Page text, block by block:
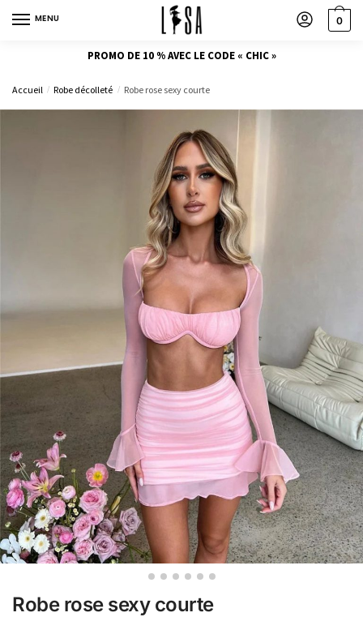
MENU 0
PROMO DE 10 % AVEC LE CODE « CHIC »
Accueil / Robe décolleté / Robe rose sexy courte
Robe rose sexy courte